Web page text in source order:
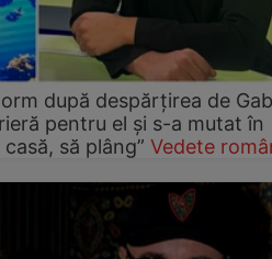
după despărțirea de
pentru el și s-a mutat în
să plâng” Vedete